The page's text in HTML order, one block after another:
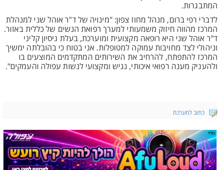
המתבגרות.
לדברי רפי ברום, מנהל מחוז צפון: "מינויה של ד"ר אוהל שני למנהלת
המרכז מהווה חיזוק משמעותי למערך רפואת הנשים של כללית באזור.
ד"ר אוהל שני היא רופאה מקצועית ומוערכת, בעלת ניסיון קליני
וניהולי לצד מחויבות עמוקה למטופלות. אני בטוח כי בהובלתה ימשיך
המרכז להתפתח, להרחיב את השירותים המתקדמים המוצעים בו
ולהעניק מענה רפואי איכותי, נגיש ומקצועי לנשות עפולה והעמקים".
כתוב למערכת